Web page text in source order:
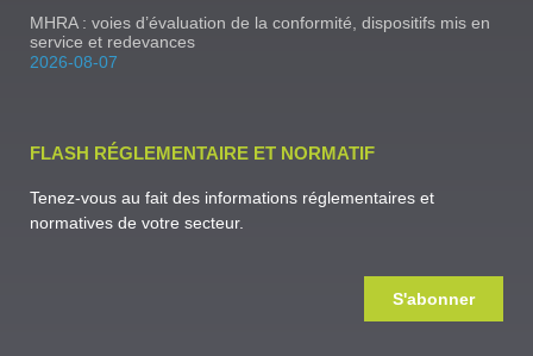
MHRA : voies d’évaluation de la conformité, dispositifs mis en
service et redevances
2026-08-07
FLASH RÉGLEMENTAIRE ET NORMATIF
Tenez-vous au fait des informations réglementaires et
normatives de votre secteur.
S'abonner